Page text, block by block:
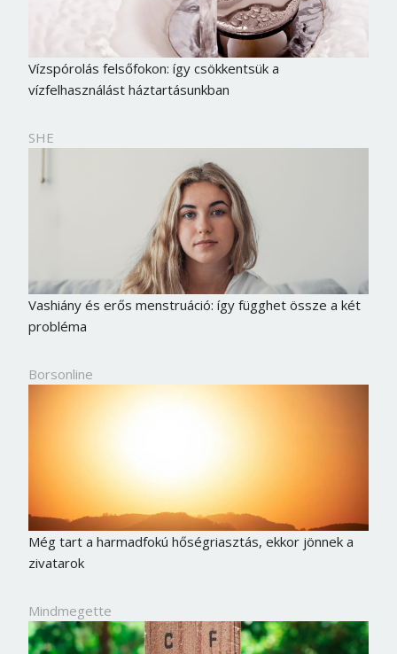
Vízspórolás felsőfokon: így csökkentsük a
vízfelhasználást háztartásunkban
SHE
Vashiány és erős menstruáció: így függhet össze a két
probléma
Borsonline
Még tart a harmadfokú hőségriasztás, ekkor jönnek a
zivatarok
Mindmegette